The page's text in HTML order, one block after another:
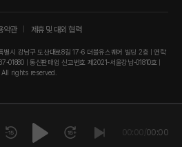
약관 제휴 및 대외 협력
시 강남구 도산대로8길 17-6 더블유스퀘어 빌딩 2층 | 연락
01880 | 통신판매업 신고번호 제2021-서울강남-01810호 |
rights reserved.
00:00/00:00